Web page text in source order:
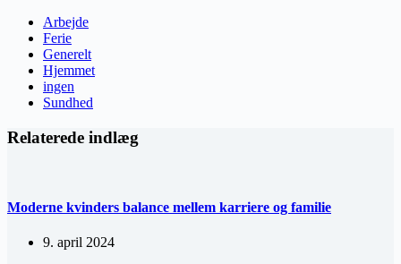
Arbejde
Ferie
Generelt
Hjemmet
ingen
Sundhed
Relaterede indlæg
Moderne kvinders balance mellem karriere og familie
9. april 2024